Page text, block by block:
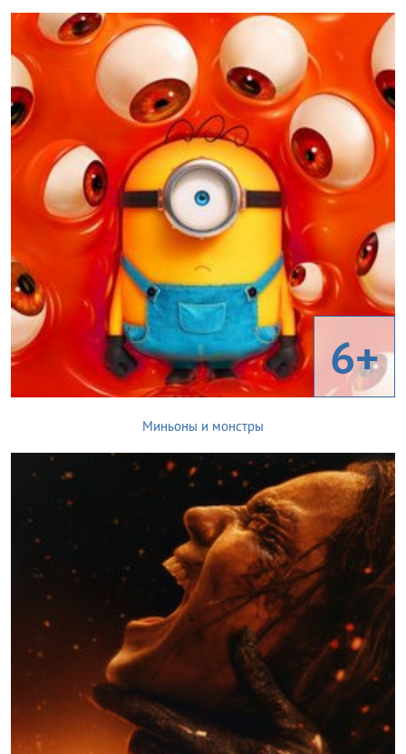
6+
Миньоны и монстры